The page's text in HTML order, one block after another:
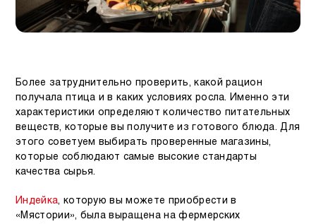
Более затруднительно проверить, какой рацион
получала птица и в каких условиях росла. Именно эти
характеристики определяют количество питательных
веществ, которые вы получите из готового блюда. Для
этого советуем выбирать проверенные магазины,
которые соблюдают самые высокие стандарты
качества сырья.
Индейка, которую вы можете приобрести в
«Мястории», была выращена на фермерских